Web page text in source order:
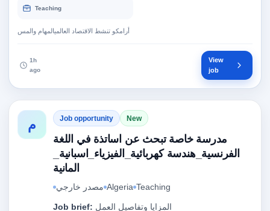
Teaching
أرامكو تنشط الاقتصاد العالميالمهام والمس
1h
ago
View
job
م Job opportunity New
مدرسة خاصة تبحث عن اساتذة في اللغة
الفرنسية_هندسة كهربائية_الفيزياء_اسبانية_
المانية
مصدر خارجي Algeria Teaching
Job brief: المزايا وتفاصيل العمل